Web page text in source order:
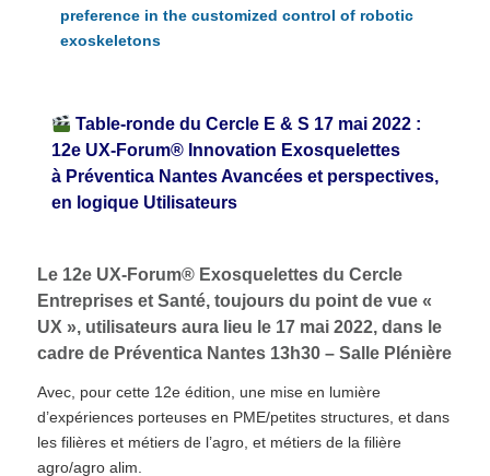
preference in the customized control of robotic
exoskeletons
Table-ronde du Cercle E & S 17 mai 2022 :
12e UX-Forum® Innovation Exosquelettes
à Préventica Nantes Avancées et perspectives,
en logique Utilisateurs
Le 12e UX-Forum® Exosquelettes du Cercle
Entreprises et Santé, toujours du point de vue «
UX », utilisateurs aura lieu le 17 mai 2022, dans le
cadre de Préventica Nantes 13h30 – Salle Plénière
Avec, pour cette 12e édition, une mise en lumière
d’expériences porteuses en PME/petites structures, et dans
les filières et métiers de l’agro, et métiers de la filière
agro/agro alim.